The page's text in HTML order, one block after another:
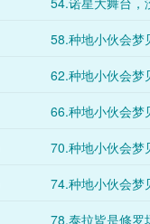
58.种地小伙会梦
62.种地小伙会梦
66.种地小伙会梦
70.种地小伙会梦
74.种地小伙会梦
78.泰拉皆是修罗